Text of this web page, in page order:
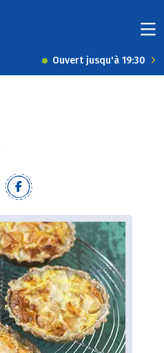
Ouvert jusqu'à 19:30